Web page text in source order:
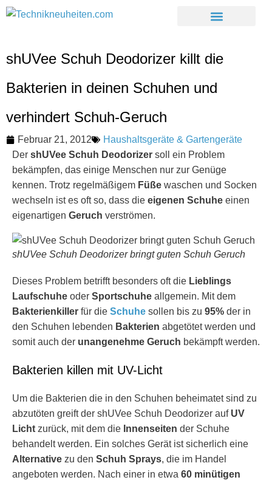
shUVee Schuh Deodorizer killt die
Bakterien in deinen Schuhen und
verhindert Schuh-Geruch
Februar 21, 2012
Haushaltsgeräte & Gartengeräte
Der shUVee Schuh Deodorizer soll ein Problem
bekämpfen, das einige Menschen nur zur Genüge
kennen. Trotz regelmäßigem Füße waschen und Socken
wechseln ist es oft so, dass die eigenen Schuhe einen
eigenartigen Geruch verströmen.
shUVee Schuh Deodorizer bringt guten Schuh Geruch
Dieses Problem betrifft besonders oft die Lieblings
Laufschuhe oder Sportschuhe allgemein. Mit dem
Bakterienkiller für die Schuhe sollen bis zu 95% der in
den Schuhen lebenden Bakterien abgetötet werden und
somit auch der unangenehme Geruch bekämpft werden.
Bakterien killen mit UV-Licht
Um die Bakterien die in den Schuhen beheimatet sind zu
abzutöten greift der shUVee Schuh Deodorizer auf UV
Licht zurück, mit dem die Innenseiten der Schuhe
behandelt werden. Ein solches Gerät ist sicherlich eine
Alternative zu den Schuh Sprays, die im Handel
angeboten werden. Nach einer in etwa 60 minütigen